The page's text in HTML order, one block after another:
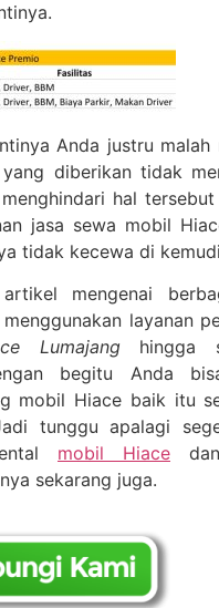
Anda justru malah
diberikan tidak
hal
jasa sewa mobil
tidak kecewa di
mengenai
layanan
Lumajanghingga
begitu Anda
mobil Hiace baik itu
tunggu apalagi
mobil Hiace
sekarang juga.